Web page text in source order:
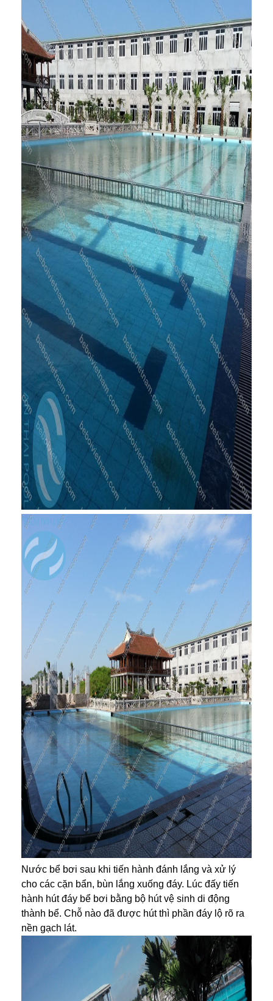
Nước bể bơi sau khi tiến hành đánh lắng và xử lý
cho các cặn bẩn, bùn lắng xuống đáy. Lúc đấy tiến
hành hút đáy bể bơi bằng bộ hút vệ sinh di động
thành bể. Chỗ nào đã được hút thì phần đáy lộ rõ ra
nền gạch lát.